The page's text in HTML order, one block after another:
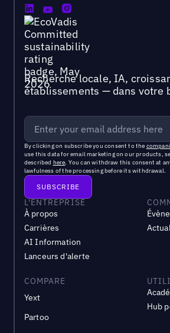
Recherche locale, IA,
établissements — dans votre
By clicking on subscribe you consent to the
use this data for email marketing on our products,
described here. You can withdraw this consent at
lawfulness of the processing before its withdrawal.
L'ENTREPRISE
À propos
Carrières
AI Information
Lanceurs d'alerte
COMPARE
Yext
Partoo
Hub